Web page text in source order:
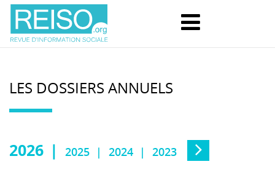
LES DOSSIERS ANNUELS
2026 2025 2024 2023